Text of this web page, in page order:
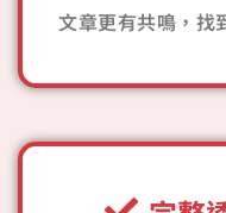
文章更有共鳴，找